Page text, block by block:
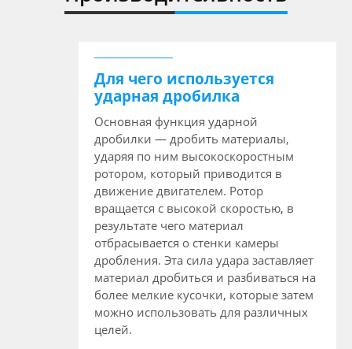
Для чего используется
ударная дробилка
Основная функция ударной
дробилки — дробить материалы,
ударяя по ним высокоскоростным
ротором, который приводится в
движение двигателем. Ротор
вращается с высокой скоростью, в
результате чего материал
отбрасывается о стенки камеры
дробления. Эта сила удара заставляет
материал дробиться и разбиваться на
более мелкие кусочки, которые затем
можно использовать для различных
целей.